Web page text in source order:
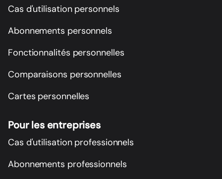
Cas d'utilisation personnels
Abonnements personnels
Fonctionnalités personnelles
Comparaisons personnelles
Cartes personnelles
Pour les entreprises
Cas d'utilisation professionnels
Abonnements professionnels